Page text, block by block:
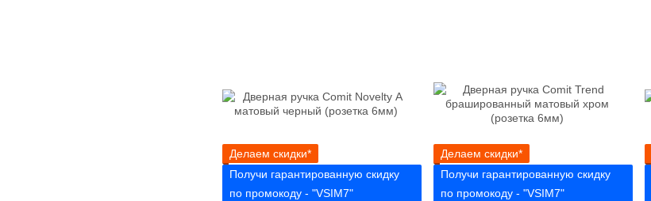
Делаем скидки*
Получи гарантированную скидку
по промокоду - "VSIM7"
Делаем скидки*
Получи гарантированную скидку
по промокоду - "VSIM7"